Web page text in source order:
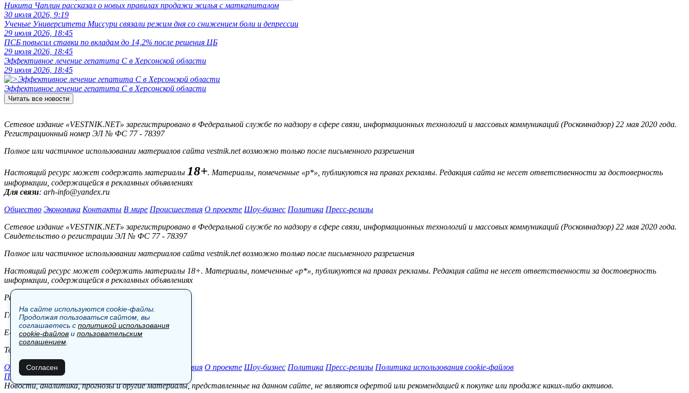
Никита Чаплин рассказал о новых правилах продажи жилья с маткапиталом
30 июля 2026, 9:19
Ученые Университета Миссури связали режим дня со снижением боли и депрессии
29 июля 2026, 18:45
ПСБ повысил ставки по вкладам до 14,2% после решения ЦБ
29 июля 2026, 18:45
Эффективное лечение гепатита C в Херсонской области
29 июля 2026, 18:45
Эффективное лечение гепатита C в Херсонской области
Читать все новости
Сетевое издание «VESTNIK.NET» зарегистрировано в Федеральной службе по надзору в сфере связи, информационных технологий и массовых коммуникаций (Роскомнадзор) 22 мая 2020 года.
Регистрационный номер ЭЛ № ФС 77 - 78397
Полное или частичное использовании материалов сайта vestnik.net возможно только после письменного разрешения
Настоящий ресурс может содержать материалы 18+. Материалы, помеченные «р*», публикуются на правах рекламы. Редакция сайта не несет ответственности за достоверность
информации, содержащейся в рекламных объявлениях
Для связи: arh-info@yandex.ru
Общество Экономика Контакты В мире Происшествия О проекте Шоу-бизнес Политика Пресс-релизы
Сетевое издание «VESTNIK.NET» зарегистрировано в Федеральной службе по надзору в сфере связи, информационных технологий и массовых коммуникаций (Роскомнадзор) 22 мая 2020 года.
Свидетельство о регистрации ЭЛ № ФС 77 - 78397
Полное или частичное использовании материалов сайта vestnik.net возможно только после письменного разрешения
Настоящий ресурс может содержать материалы 18+. Материалы, помеченные «р*», публикуются на правах рекламы. Редакция сайта не несет ответственности за достоверность
информации, содержащейся в рекламных объявлениях
Редакция:
Главный редактор: Боровов М.С.
E-mail: site@vestnik.net, reb.msk@yandex.ru
Тел.: +7 (921) 720-00-97
Общество Экономика Происшествия О проекте Шоу-бизнес Политика Пресс-релизы Политика использования cookie-файлов
Пользовательское соглашение
Новости, аналитика, прогнозы и другие материалы, представленные на данном сайте, не являются офертой или рекомендацией к покупке или продаже каких-либо активов.
На сайте используются cookie-файлы.
Продолжая пользоваться сайтом, вы
соглашаетесь с политикой использования
cookie-файлов и пользовательским
соглашением
Согласен